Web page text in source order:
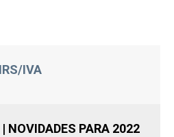
IVA
NOVIDADES PARA 2022